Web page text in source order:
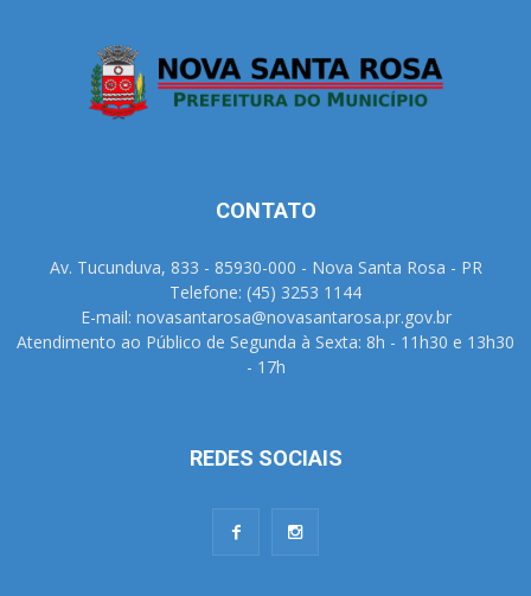
CONTATO
Av. Tucunduva, 833 - 85930-000 - Nova Santa Rosa - PR
Telefone: (45) 3253 1144
E-mail: novasantarosa@novasantarosa.pr.gov.br
Atendimento ao Público de Segunda à Sexta: 8h - 11h30 e 13h30
- 17h
REDES SOCIAIS